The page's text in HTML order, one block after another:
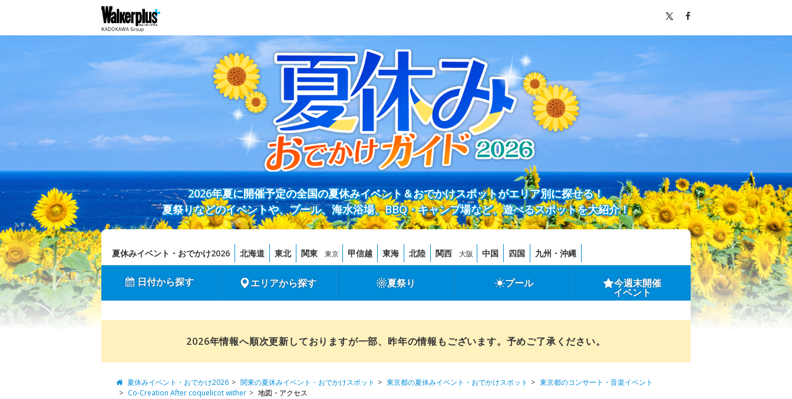
2026年夏に開催予定の全国の夏休みイベント＆おでかけスポットがエリア別に探せる！
夏祭りなどのイベントや、プール、海水浴場、BBQ・キャンプ場など、遊べるスポットを大紹介！
夏休みイベント・おでかけ2026 北海道 東北 関東 東京 甲信越 東海 北陸 関西 大阪 中国 四国 九州・沖縄
日付から探す エリアから探す 夏祭り プール 今週末開催
イベント
2026年情報へ順次更新しておりますが一部、昨年の情報もございます。予めご了承ください。
夏休みイベント・おでかけ2026 関東の夏休みイベント・おでかけスポット 東京都の夏休みイベント・おでかけスポット
東京都のコンサート・音楽イベント
Co-Creation After coquelicot wither
地図・アクセス